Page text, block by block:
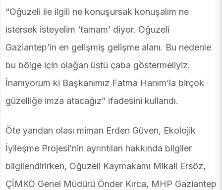
“Oğuzeli ile ilgili ne konuşursak konuşalım ne
istersek isteyelim ‘tamam’ diyor. Oğuzeli
Gaziantep’in en gelişmiş gelişme alanı. Bu nedenle
bu bölge için olağan üstü çaba göstermeliyiz.
İnanıyorum ki Başkanımız Fatma Hanım’la birçok
güzelliğe imza atacağız” ifadesini kullandı.
Öte yandan olası mimarı Erden Güven, Ekolojik
İyileşme Projesi’nin ayrıntıları hakkında bilgiler
bilgilendirirken, Oğuzeli Kaymakamı Mikail Ersöz,
ÇİMKO Genel Müdürü Önder Kırca, MHP Gaziantep